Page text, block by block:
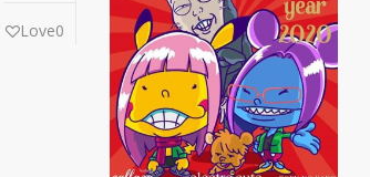
Love0